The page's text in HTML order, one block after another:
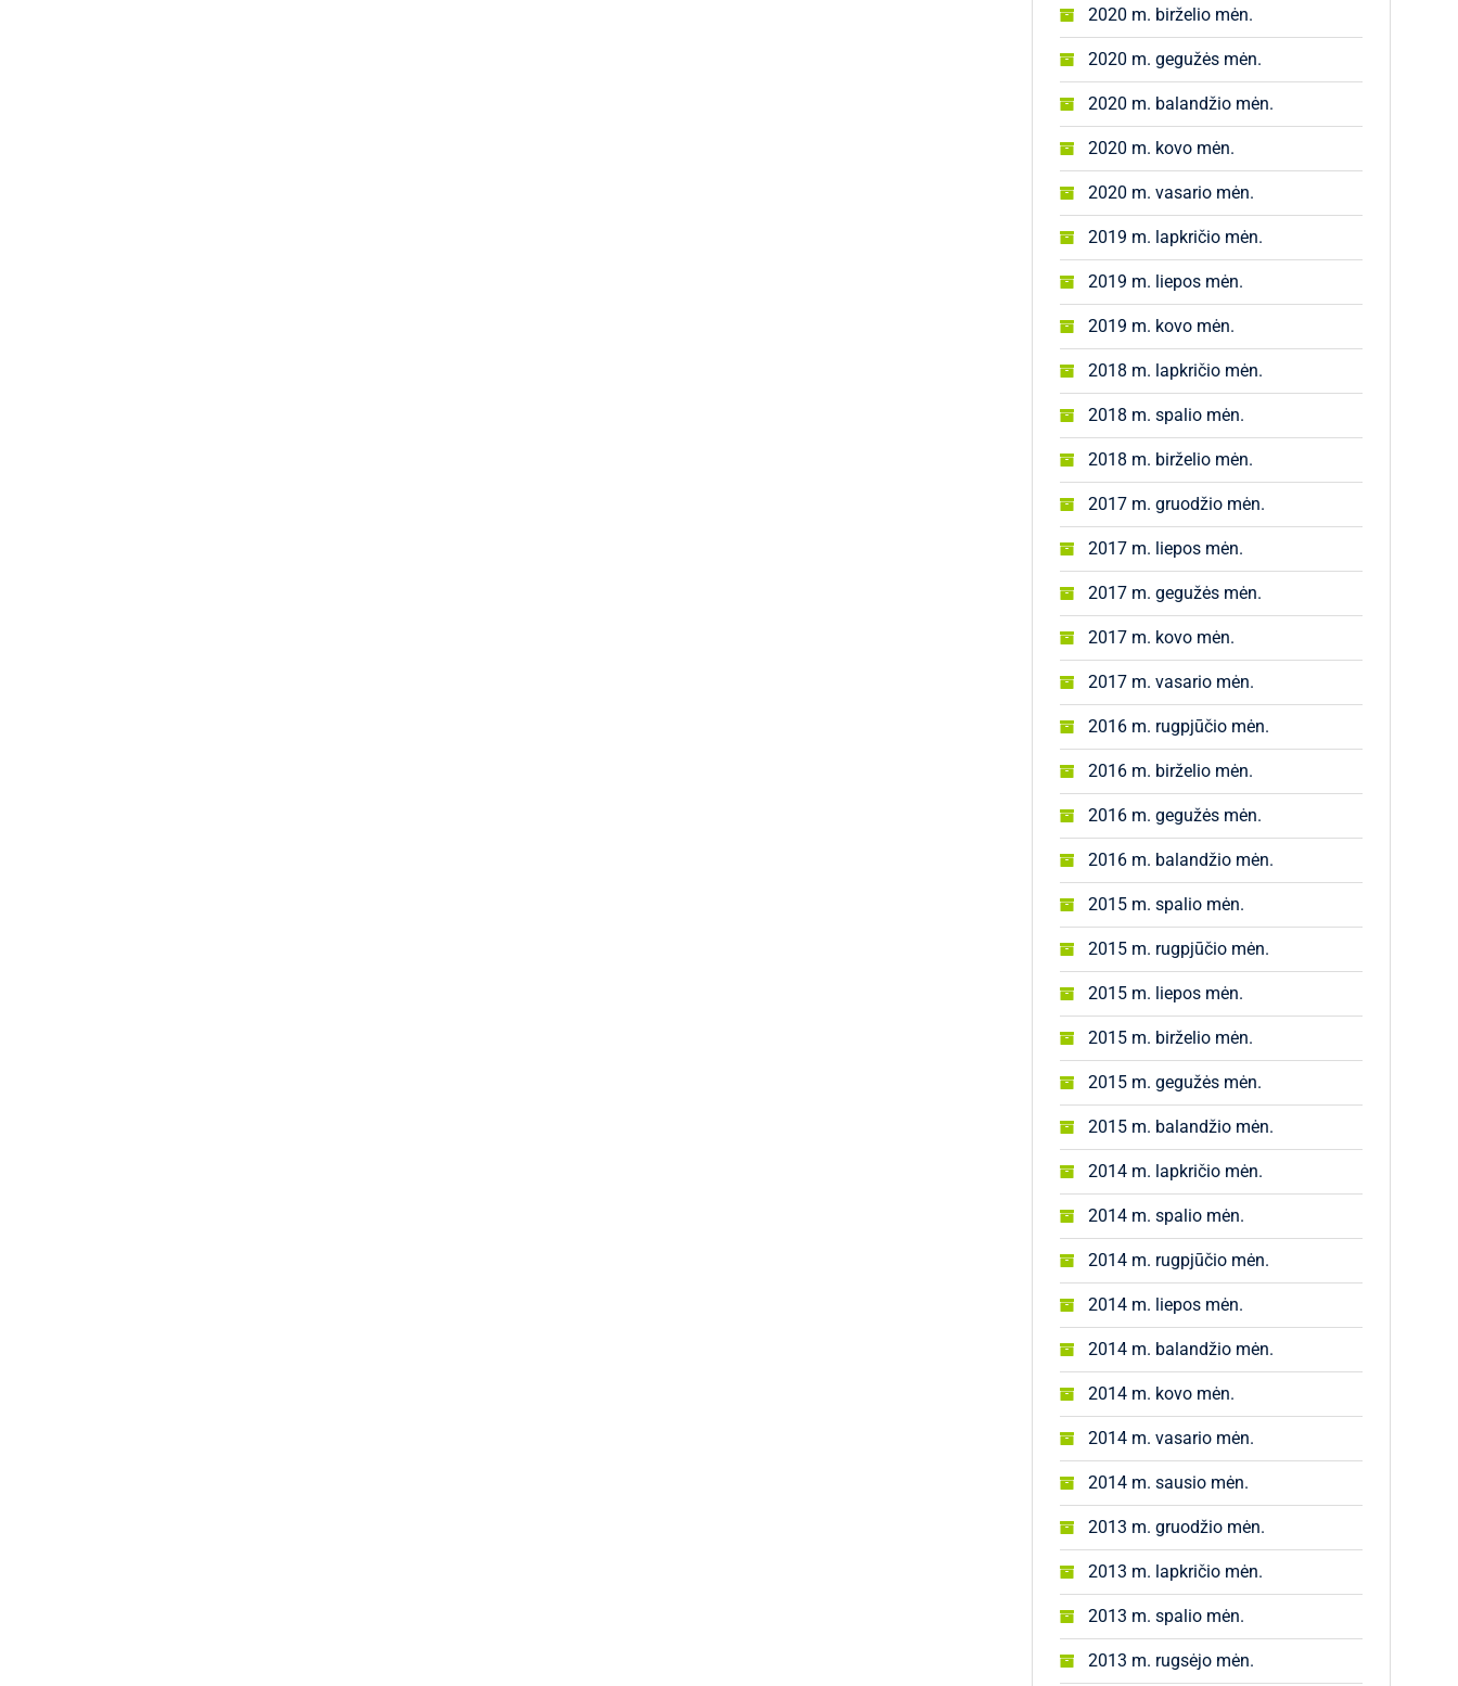
2020 m. birželio mėn.
2020 m. gegužės mėn.
2020 m. balandžio mėn.
2020 m. kovo mėn.
2020 m. vasario mėn.
2019 m. lapkričio mėn.
2019 m. liepos mėn.
2019 m. kovo mėn.
2018 m. lapkričio mėn.
2018 m. spalio mėn.
2018 m. birželio mėn.
2017 m. gruodžio mėn.
2017 m. liepos mėn.
2017 m. gegužės mėn.
2017 m. kovo mėn.
2017 m. vasario mėn.
2016 m. rugpjūčio mėn.
2016 m. birželio mėn.
2016 m. gegužės mėn.
2016 m. balandžio mėn.
2015 m. spalio mėn.
2015 m. rugpjūčio mėn.
2015 m. liepos mėn.
2015 m. birželio mėn.
2015 m. gegužės mėn.
2015 m. balandžio mėn.
2014 m. lapkričio mėn.
2014 m. spalio mėn.
2014 m. rugpjūčio mėn.
2014 m. liepos mėn.
2014 m. balandžio mėn.
2014 m. kovo mėn.
2014 m. vasario mėn.
2014 m. sausio mėn.
2013 m. gruodžio mėn.
2013 m. lapkričio mėn.
2013 m. spalio mėn.
2013 m. rugsėjo mėn.